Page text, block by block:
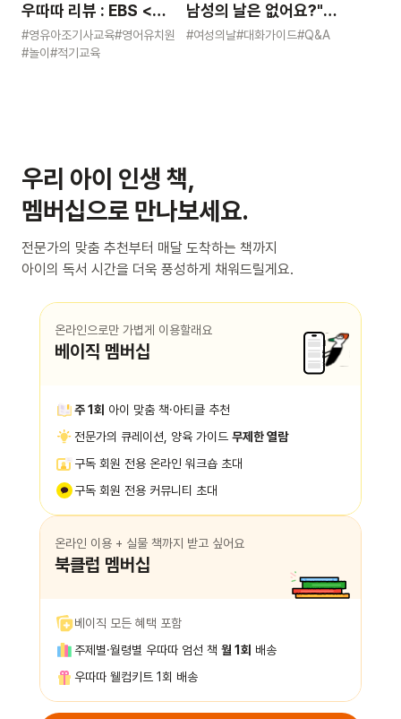
우따따 리뷰 : EBS <
영유아 사교육 보고서>
#영유아조기사교육#영어유치원
#놀이 #적기교육
남성의 날은 없어요?"
묻는 어린이에게 이렇게
#여성의날#대화가이드#Q&A
우리 아이 인생 책,
멤버십으로 만나보세요.
전문가의 맞춤 추천부터 매달 도착하는 책까지
아이의 독서 시간을 더욱 풍성하게 채워드릴게요.
온라인으로만 가볍게 이용할래요
베이직 멤버십
주 1회 아이 맞춤 책·아티클 추천
전문가의 큐레이션, 양육 가이드 무제한 열람
구독 회원 전용 온라인 워크숍 초대
구독 회원 전용 커뮤니티 초대
온라인 이용 + 실물 책까지 받고 싶어요
북클럽 멤버십
베이직 모든 혜택 포함
주제별·월령별 우따따 엄선 책 월 1회 배송
우따따 웰컴키트 1회 배송